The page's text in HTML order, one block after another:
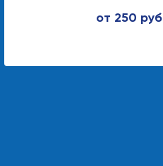
от 250 руб